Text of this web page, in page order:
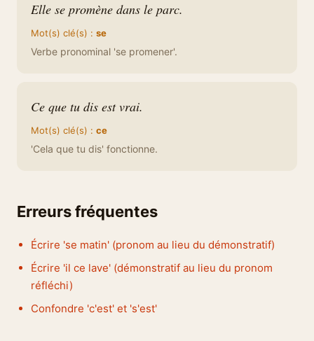
Elle se promène dans le parc.
Mot(s) clé(s) : se
Verbe pronominal 'se promener'.
Ce que tu dis est vrai.
Mot(s) clé(s) : ce
'Cela que tu dis' fonctionne.
Erreurs fréquentes
Écrire 'se matin' (pronom au lieu du démonstratif)
Écrire 'il ce lave' (démonstratif au lieu du pronom
réfléchi)
Confondre 'c'est' et 's'est'